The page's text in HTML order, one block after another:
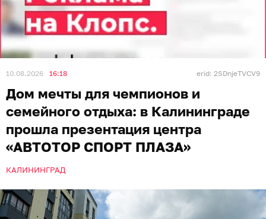
10.08.2026 16:18 erid: 2SDnjeTVCV9
Дом мечты для чемпионов и
семейного отдыха: в Калининграде
прошла презентация центра
«АВТОТОР СПОРТ ПЛАЗА»
КАЛИНИНГРАД